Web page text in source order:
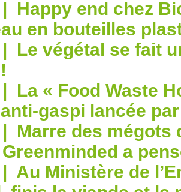
| Happy end chez
en bouteilles
| Le végétal se fait
| La « Food Waste
gaspi lancée
| Marre des mégots
a
| Au Ministère de